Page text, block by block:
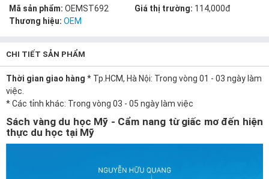
Mã sản phẩm: OEMST692 Giá thị trường: 114,000đ
Thương hiệu: OEM
CHI TIẾT SẢN PHẨM
Thời gian giao hàng * Tp.HCM, Hà Nội: Trong vòng 01 - 03 ngày làm
việc.
* Các tỉnh khác: Trong vòng 03 - 05 ngày làm việc
Sách vàng du học Mỹ - Cẩm nang từ giấc mơ đến hiện
thực du học tại Mỹ